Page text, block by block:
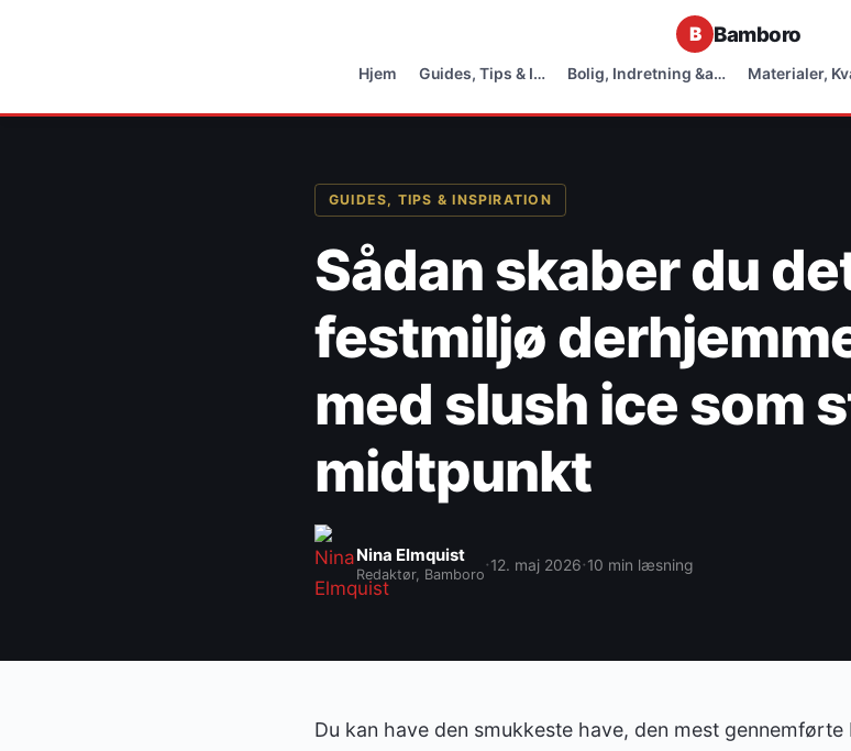
Bamboro
Hjem Guides, Tips & I… Bolig, Indretning &a… Materialer,
GUIDES, TIPS & INSPIRATION
Sådan skaber du
festmiljø
med slush ice som
midtpunkt
Nina Elmquist
Redaktør, Bamboro·12. maj 2026·10 min læsning
Du kan have den smukkeste have, den mest